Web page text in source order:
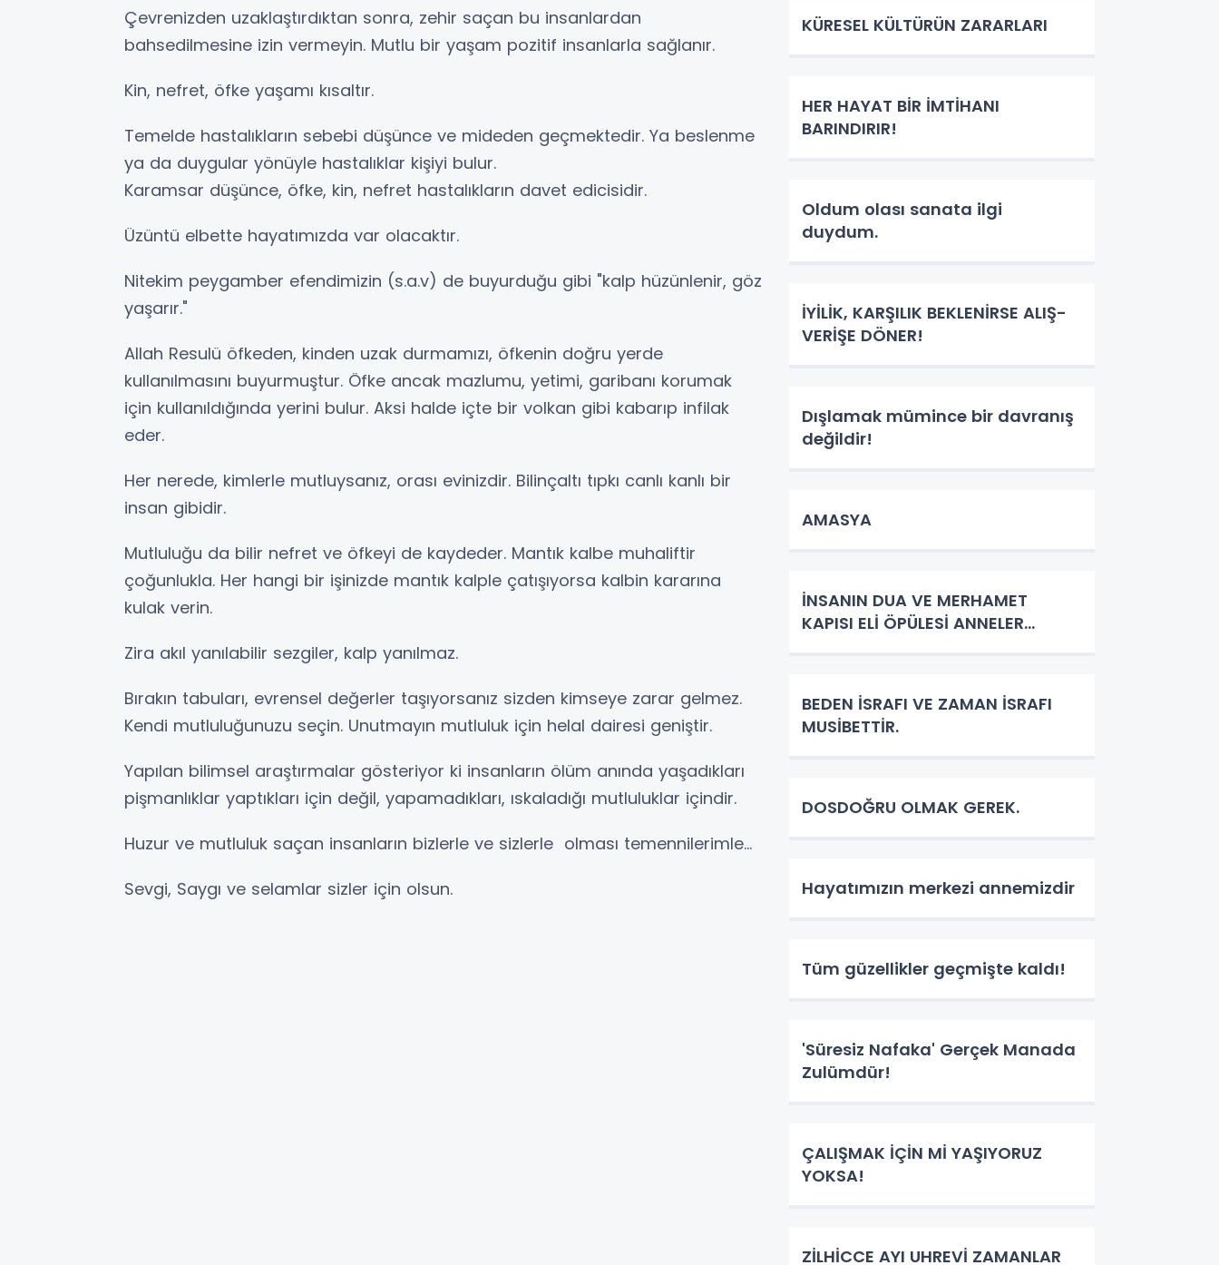
Çevrenizden uzaklaştırdıktan sonra, zehir saçan bu insanlardan
bahsedilmesine izin vermeyin. Mutlu bir yaşam pozitif insanlarla sağlanır.
Kin, nefret, öfke yaşamı kısaltır.
Temelde hastalıkların sebebi düşünce ve mideden geçmektedir. Ya beslenme
ya da duygular yönüyle hastalıklar kişiyi bulur.
Karamsar düşünce, öfke, kin, nefret hastalıkların davet edicisidir.
Üzüntü elbette hayatımızda var olacaktır.
Nitekim peygamber efendimizin (s.a.v) de buyurduğu gibi "kalp hüzünlenir, göz
yaşarır."
Allah Resulü öfkeden, kinden uzak durmamızı, öfkenin doğru yerde
kullanılmasını buyurmuştur. Öfke ancak mazlumu, yetimi, garibanı korumak
için kullanıldığında yerini bulur. Aksi halde içte bir volkan gibi kabarıp infilak
eder.
Her nerede, kimlerle mutluysanız, orası evinizdir. Bilinçaltı tıpkı canlı kanlı bir
insan gibidir.
Mutluluğu da bilir nefret ve öfkeyi de kaydeder. Mantık kalbe muhaliftir
çoğunlukla. Her hangi bir işinizde mantık kalple çatışıyorsa kalbin kararına
kulak verin.
Zira akıl yanılabilir sezgiler, kalp yanılmaz.
Bırakın tabuları, evrensel değerler taşıyorsanız sizden kimseye zarar gelmez.
Kendi mutluluğunuzu seçin. Unutmayın mutluluk için helal dairesi geniştir.
Yapılan bilimsel araştırmalar gösteriyor ki insanların ölüm anında yaşadıkları
pişmanlıklar yaptıkları için değil, yapamadıkları, ıskaladığı mutluluklar içindir.
Huzur ve mutluluk saçan insanların bizlerle ve sizlerle olması temennilerimle…
Sevgi, Saygı ve selamlar sizler için olsun.
KÜRESEL KÜLTÜRÜN ZARARLARI
HER HAYAT BİR İMTİHANI
BARINDIRIR!
Oldum olası sanata ilgi
duydum.
İYİLİK, KARŞILIK BEKLENİRSE ALIŞ-
VERİŞE DÖNER!
Dışlamak mümince bir davranış
değildir!
AMASYA
İNSANIN DUA VE MERHAMET
KAPISI ELİ ÖPÜLESİ ANNELER...
BEDEN İSRAFI VE ZAMAN İSRAFI
MUSİBETTİR.
DOSDOĞRU OLMAK GEREK.
Hayatımızın merkezi annemizdir
Tüm güzellikler geçmişte kaldı!
'Süresiz Nafaka' Gerçek Manada
Zulümdür!
ÇALIŞMAK İÇİN Mİ YAŞIYORUZ
YOKSA!
ZİLHİCCE AYI UHREVİ ZAMANLAR